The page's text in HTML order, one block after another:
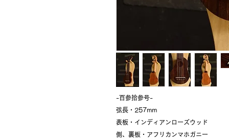
-百参拾参号-
弦長・257mm
表板・インディアンローズウッド
側、裏板・アフリカンマホガニー